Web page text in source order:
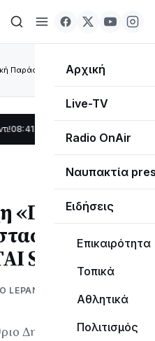
Αρχική
Live-TV
Radio OnAir
Ναυπακτία
Ειδήσεις
Επικαιρότητα
Τοπικά
Αθλητικά
Πολιτισμός
Παράσταση «AGAMOI THYTAI
ΠΑΡΤΥ ΣΥΝΕΧΙΖΕΤΑΙ…
«ΓΕΡΑΝΟΣ»:
SELFIE»
LEPANTO RTV
Δημοτικό Θέατρο